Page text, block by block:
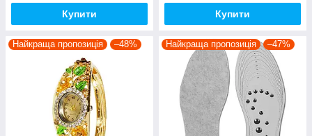
Купити Купити
Найкраща пропозиція –48% Найкраща пропозиція –47%